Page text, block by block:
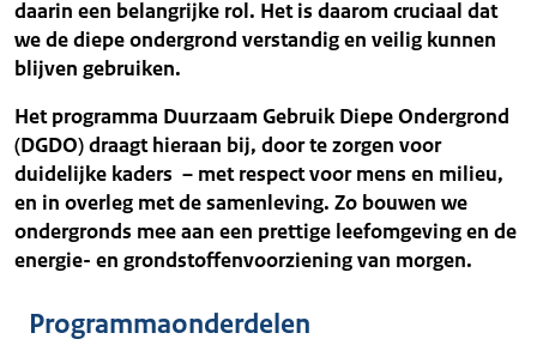
daarin een belangrijke rol. Het is daarom cruciaal dat
we de diepe ondergrond verstandig en veilig kunnen
blijven gebruiken.
Het programma Duurzaam Gebruik Diepe Ondergrond
(DGDO) draagt hieraan bij, door te zorgen voor
duidelijke kaders – met respect voor mens en milieu,
en in overleg met de samenleving. Zo bouwen we
ondergronds mee aan een prettige leefomgeving en de
energie- en grondstoffenvoorziening van morgen.
Programmaonderdelen